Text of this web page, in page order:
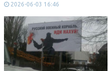
2026-06-03 16:46